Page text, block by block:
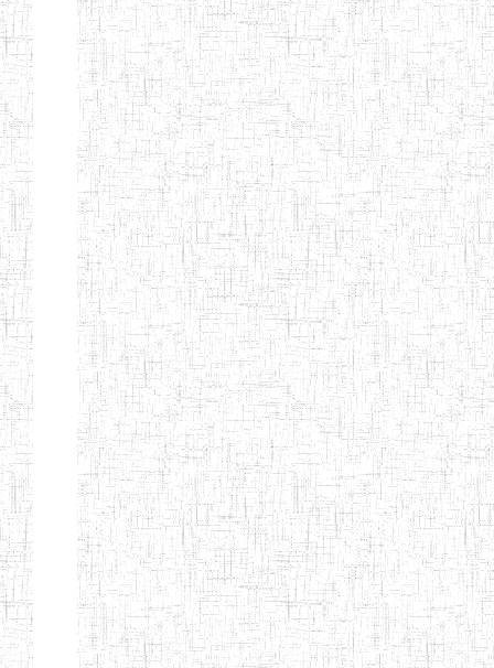
TEACHERS'
TRAINING AND
EMPOWERMENT
PROGRAMME
(CISETTEP)
ALBERT
TEACHERS'
TRAINING
INSTITUTE
CAMEROUN
(A.T.T.I.C)
27/08/2015 ENIEG
NACHO
TECHNICAL
TEACHER
TRAINING
INSTITUTE
12/08/2010 ENIET
SAINT
28/12/2007 ENIEG